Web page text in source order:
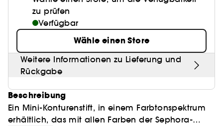
zu prüfen
Verfügbar
Wähle einen Store
Weitere Informationen zu Lieferung und
Rückgabe
Beschreibung
Ein Mini-Konturenstift, in einem Farbtonspektrum
erhältlich, das mit allen Farben der Sephora-